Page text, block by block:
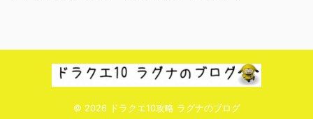
© 2026 ドラクエ10攻略 ラグナのブログ